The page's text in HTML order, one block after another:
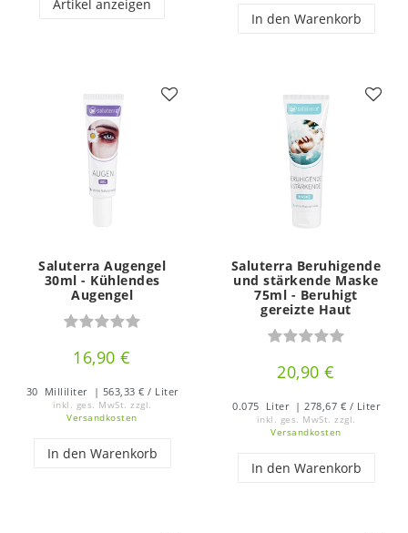
Artikel anzeigen
In den Warenkorb
Saluterra Augengel
30ml - Kühlendes
Augengel
16,90 €
30 Milliliter | 563,33 € / Liter
inkl. ges. MwSt. zzgl.
Versandkosten
In den Warenkorb
Saluterra Beruhigende
und stärkende Maske
75ml - Beruhigt
gereizte Haut
20,90 €
0.075 Liter | 278,67 € / Liter
inkl. ges. MwSt. zzgl.
Versandkosten
In den Warenkorb